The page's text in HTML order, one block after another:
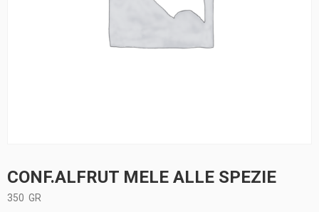
CONF.ALFRUT MELE ALLE SPEZIE
350 GR